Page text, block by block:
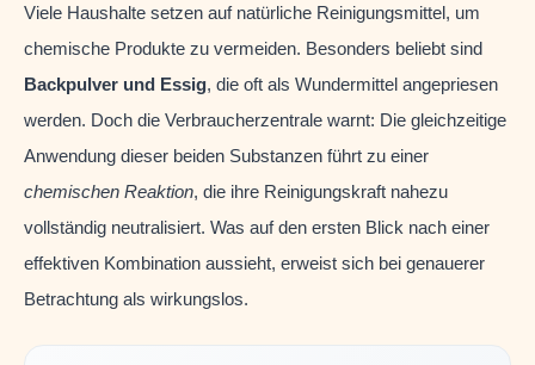
Viele Haushalte setzen auf natürliche Reinigungsmittel, um
chemische Produkte zu vermeiden. Besonders beliebt sind
Backpulver und Essig, die oft als Wundermittel angepriesen
werden. Doch die Verbraucherzentrale warnt: Die gleichzeitige
Anwendung dieser beiden Substanzen führt zu einer
chemischen Reaktion, die ihre Reinigungskraft nahezu
vollständig neutralisiert. Was auf den ersten Blick nach einer
effektiven Kombination aussieht, erweist sich bei genauerer
Betrachtung als wirkungslos.